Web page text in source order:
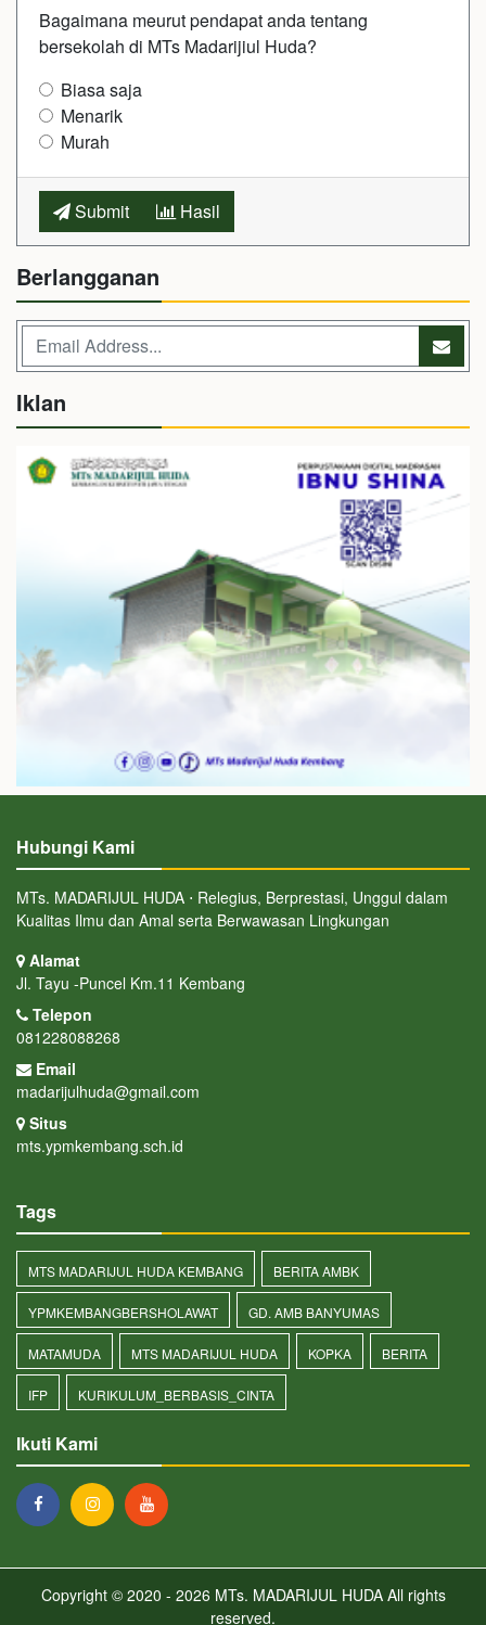
Bagaimana meurut pendapat anda tentang
bersekolah di MTs Madarijiul Huda?
Biasa saja
Menarik
Murah
Submit Hasil
Berlangganan
Iklan
Hubungi Kami
MTs. MADARIJUL HUDA ⋅ Relegius, Berprestasi, Unggul dalam
Kualitas Ilmu dan Amal serta Berwawasan Lingkungan
Alamat
Jl. Tayu -Puncel Km.11 Kembang
Telepon
081228088268
Email
madarijulhuda@gmail.com
Situs
mts.ypmkembang.sch.id
Tags
MTS MADARIJUL HUDA KEMBANG BERITA AMBK
YPMKEMBANGBERSHOLAWAT GD. AMB BANYUMAS
MATAMUDA MTS MADARIJUL HUDA KOPKA BERITA
IFP KURIKULUM_BERBASIS_CINTA
Ikuti Kami
Copyright © 2020 - 2026 MTs. MADARIJUL HUDAAll rights
reserved.